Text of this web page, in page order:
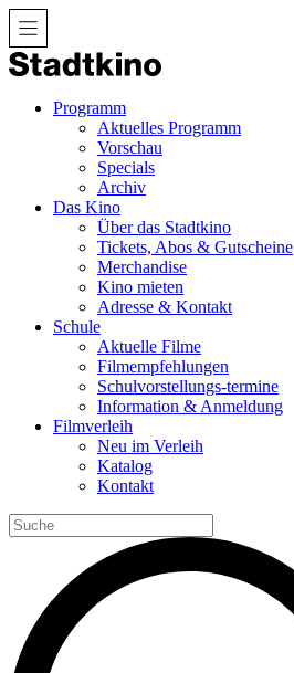
Zum
Inhalt
Programm
Aktuelles Programm
Vorschau
Specials
Archiv
Das Kino
Über das Stadtkino
Tickets, Abos & Gutscheine
Merchandise
Kino mieten
Adresse & Kontakt
Schule
Aktuelle Filme
Filmempfehlungen
Schulvorstellungs-termine
Information & Anmeldung
Filmverleih
Neu im Verleih
Katalog
Kontakt
Search
for: